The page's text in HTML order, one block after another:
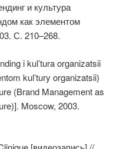
и культура
как элементом
С. 210–268.
i kul’tura organizatsii
kul’tury organizatsii)
(Brand Management as
Moscow, 2003.